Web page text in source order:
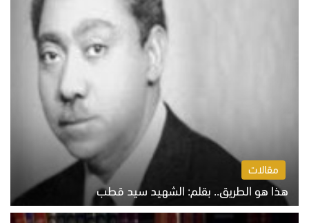
مقالات
هذا هو الطريق.. بقلم: الشهيد سيد قطب
الخميس 6 أغسطس 2026 10:52 ص